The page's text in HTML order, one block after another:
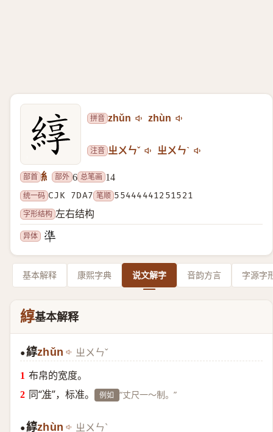
拼音 zhǔn zhùn
注音 ㄓㄨㄣˇ ㄓㄨㄣˋ
部首 糹 部外 6 总笔画 14
统一码 CJK 7DA7 笔顺 55444441251521
字形结构 左右结构
异体
基本解释 康熙字典 说文解字 音韵方言 字源字
綧基本解释
●綧zhǔn ㄓㄨㄣˇ
布帛的宽度。
同“准”，标准。 例如 “丈尺一～制。”
●綧zhùn ㄓㄨㄣˋ